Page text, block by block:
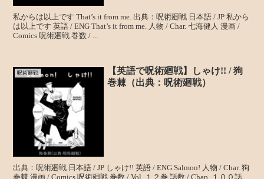
私からは以上です That’s it from me. 出典：呪術廻戦 日本語 / JP 私から
は以上です 英語 / ENG That’s it from me. 人物 / Char. 七海健人 漫画 /
Comics 呪術廻戦 巻数 / ...
呪術廻戦
【英語で呪術廻戦】しゃけ!! / 狗
巻棘（出典：呪術廻戦）
出典：呪術廻戦 日本語 / JP しゃけ!! 英語 / ENG Salmon! 人物 / Char. 狗
巻棘 漫画 / Comics 呪術廻戦 巻数 / Vol. １２巻 話数 / Chap. １００話